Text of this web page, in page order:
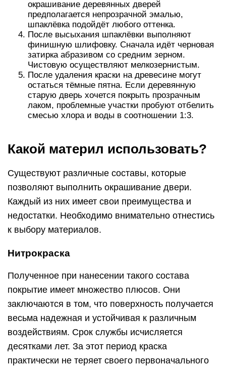
окрашивание деревянных дверей
предполагается непрозрачной эмалью,
шпаклёвка подойдёт любого оттенка.
После высыхания шпаклёвки выполняют
финишную шлифовку. Сначала идёт черновая
затирка абразивом со средним зерном.
Чистовую осуществляют мелкозернистым.
После удаления краски на древесине могут
остаться тёмные пятна. Если деревянную
старую дверь хочется покрыть прозрачным
лаком, проблемные участки пробуют отбелить
смесью хлора и воды в соотношении 1:3.
Какой материл использовать?
Существуют различные составы, которые
позволяют выполнить окрашивание двери.
Каждый из них имеет свои преимущества и
недостатки. Необходимо внимательно отнестись
к выбору материалов.
Нитрокраска
Полученное при нанесении такого состава
покрытие имеет множество плюсов. Они
заключаются в том, что поверхность получается
весьма надежная и устойчивая к различным
воздействиям. Срок службы исчисляется
десятками лет. За этот период краска
практически не теряет своего первоначального